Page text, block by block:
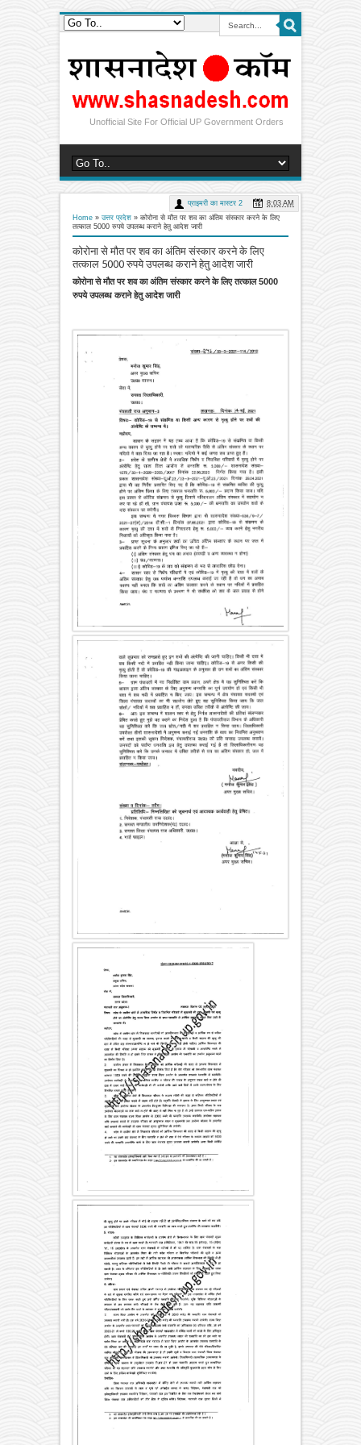
Unofficial Site For Official UP Government Orders
Home » उत्तर प्रदेश » कोरोना से मौत पर शव का अंतिम संस्कार करने के लिए
तत्काल 5000 रुपये उपलब्ध कराने हेतु आदेश जारी
कोरोना से मौत पर शव का अंतिम संस्कार करने के लिए
तत्काल 5000 रुपये उपलब्ध कराने हेतु आदेश जारी
प्राइमरी का मास्टर 2 8:03 AM
कोरोना से मौत पर शव का अंतिम संस्कार करने के लिए तत्काल 5000
रुपये उपलब्ध कराने हेतु आदेश जारी